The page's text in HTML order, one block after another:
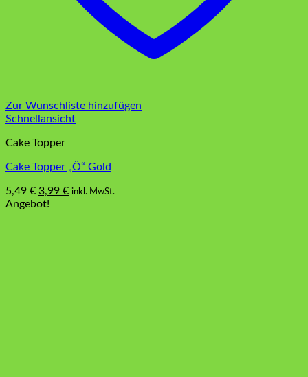
Zur Wunschliste hinzufügen
Schnellansicht
Cake Topper
Cake Topper „Ö“ Gold
5,49€ Ursprünglicher
Preis
3,99 €Aktueller
inkl. MwSt.
Angebot!